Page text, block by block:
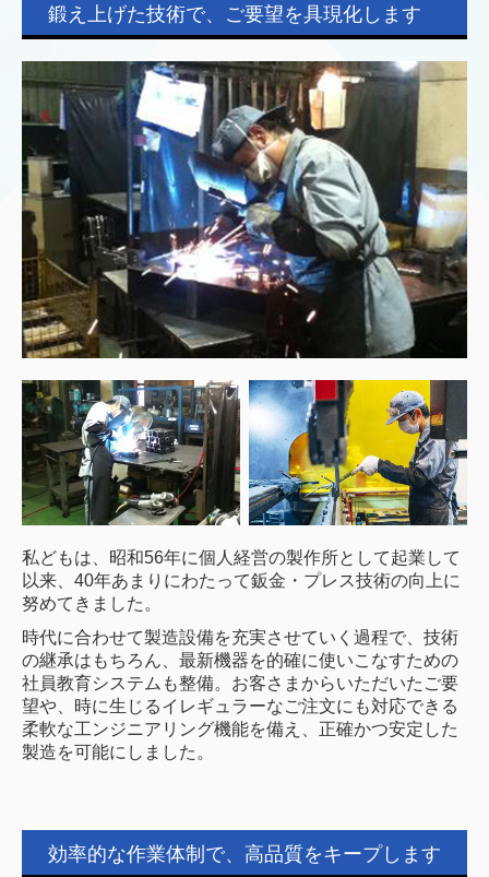
鍛え上げた技術で、ご要望を具現化します
私どもは、昭和56年に個人経営の製作所として起業して
以来、40年あまりにわたって鈑金・プレス技術の向上に
努めてきました。
時代に合わせて製造設備を充実させていく過程で、技術
の継承はもちろん、最新機器を的確に使いこなすための
社員教育システムも整備。お客さまからいただいたご要
望や、時に生じるイレギュラーなご注文にも対応できる
柔軟な工ンジニアリング機能を備え、正確かつ安定した
製造を可能にしました。
効率的な作業体制で、高品質をキープします